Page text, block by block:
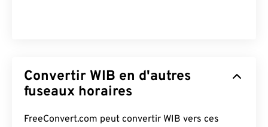
Convertir WIB en d'autres
fuseaux horaires
FreeConvert.com peut convertir WIB vers ces